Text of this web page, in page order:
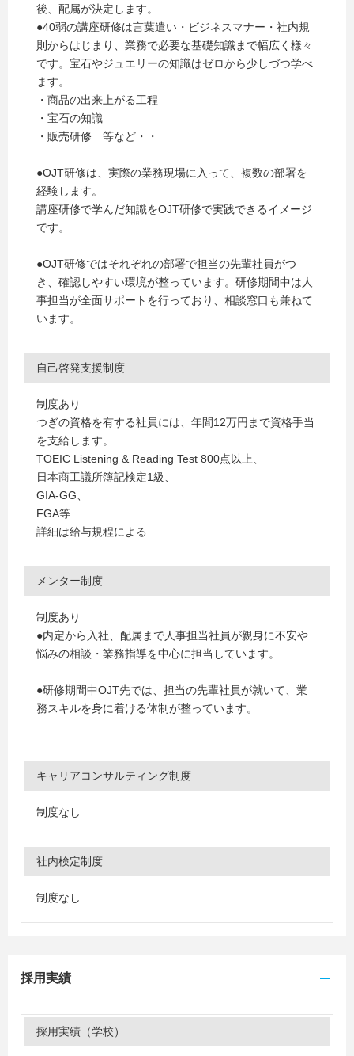
後、配属が決定します。
●40弱の講座研修は言葉遣い・ビジネスマナー・社内規
則からはじまり、業務で必要な基礎知識まで幅広く様々
です。宝石やジュエリーの知識はゼロから少しづつ学べ
ます。
・商品の出来上がる工程
・宝石の知識
・販売研修 等など・・
●OJT研修は、実際の業務現場に入って、複数の部署を
経験します。
講座研修で学んだ知識をOJT研修で実践できるイメージ
です。
●OJT研修ではそれぞれの部署で担当の先輩社員がつ
き、確認しやすい環境が整っています。研修期間中は人
事担当が全面サポートを行っており、相談窓口も兼ねて
います。
自己啓発支援制度
制度あり
つぎの資格を有する社員には、年間12万円まで資格手当
を支給します。
TOEIC Listening & Reading Test 800点以上、
日本商工議所簿記検定1級、
GIA-GG、
FGA等
詳細は給与規程による
メンター制度
制度あり
●内定から入社、配属まで人事担当社員が親身に不安や
悩みの相談・業務指導を中心に担当しています。
●研修期間中OJT先では、担当の先輩社員が就いて、業
務スキルを身に着ける体制が整っています。
キャリアコンサルティング制度
制度なし
社内検定制度
制度なし
採用実績
採用実績（学校）